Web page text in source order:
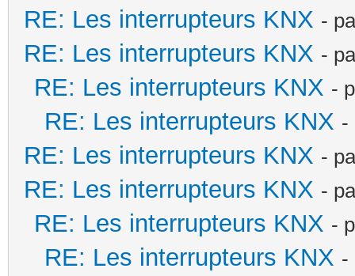
RE: Les interrupteurs KNX -
RE: Les interrupteurs KNX -
RE: Les interrupteurs KNX -
RE: Les interrupteurs KNX -
RE: Les interrupteurs KNX -
RE: Les interrupteurs KNX -
RE: Les interrupteurs KNX -
RE: Les interrupteurs KNX -